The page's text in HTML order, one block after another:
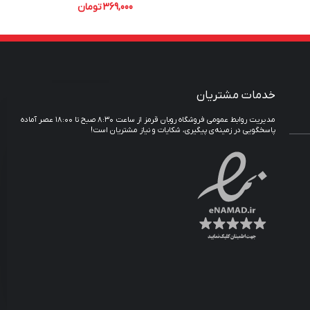
369,000تومان
خدمات مشتریان
مدیریت روابط عمومی فروشگاه روبان قرمز از ساعت ۸:۳۰ صبح تا ۱۸:۰۰ عصر آماده
پاسخگویی در زمینه‌ی پیگیری، شکایات و نیاز مشتریان است!